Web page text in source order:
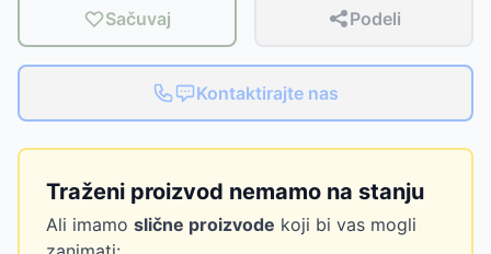
Sačuvaj Podeli
Kontaktirajte nas
Traženi proizvod nemamo na stanju
Ali imamo slične proizvode koji bi vas mogli